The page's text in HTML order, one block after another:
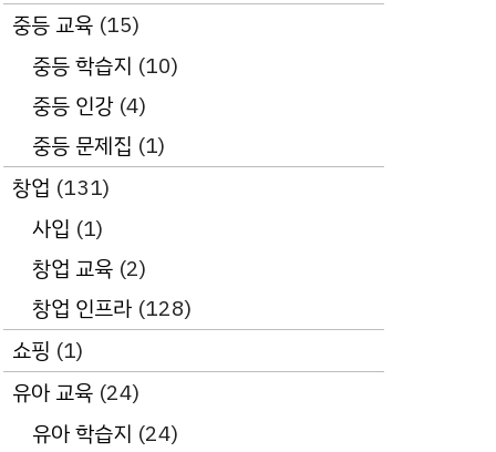
중등 교육 (15)
중등 학습지 (10)
중등 인강(4)
중등 문제집 (1)
창업 (131)
사입 (1)
창업 교육 (2)
창업 인프라 (128)
쇼핑 (1)
유아 교육 (24)
유아 학습지 (24)